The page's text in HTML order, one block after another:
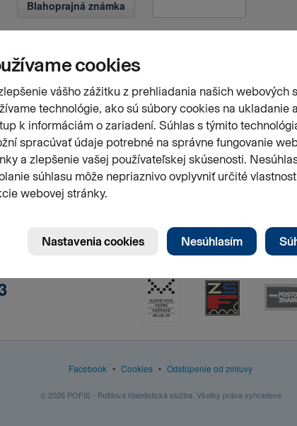
Blahoprajná známka
Facebook • Cookies • Odstúpenie od zmluvy
© 2026 POFIS - Poštová filatelistická služba. Všetky práva vyhradené